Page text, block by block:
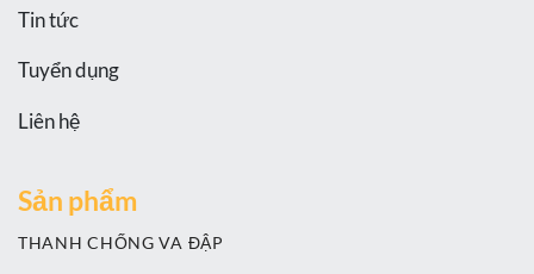
Tin tức
Tuyển dụng
Liên hệ
Sản phẩm
THANH CHỐNG VA ĐẬP